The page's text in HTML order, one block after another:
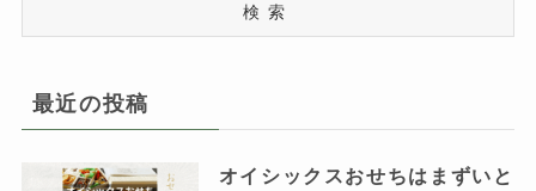
検索
最近の投稿
オイシックスおせちはまずいと